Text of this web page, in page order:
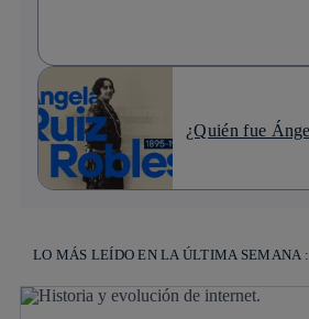
¿Quién fue
LO MÁS LEÍDO EN LA ÚLTIMA SEMANA